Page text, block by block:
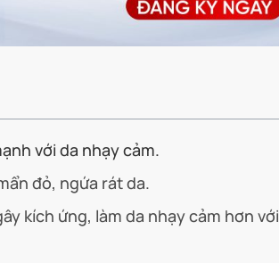
với da nhạy cảm.
đỏ, ngứa rát da.
kích ứng, làm da nhạy cảm hơn với